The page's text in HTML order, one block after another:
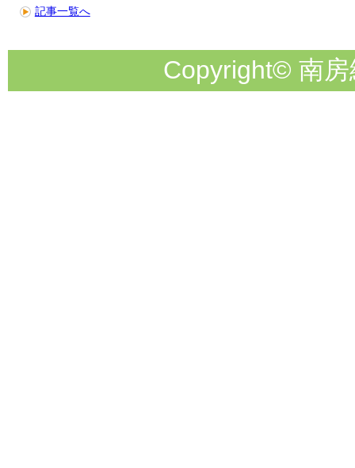
記事一覧へ
Copyright© 南